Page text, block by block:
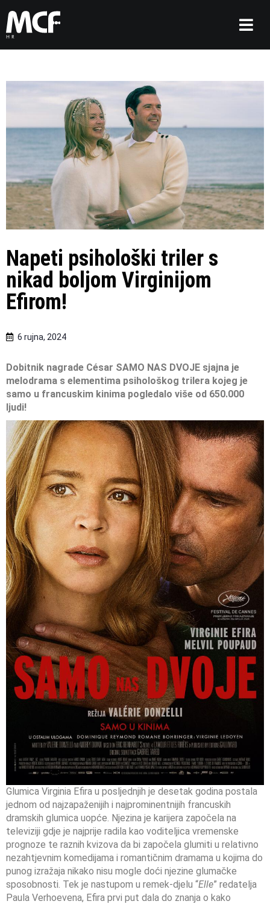
Napeti psihološki triler s
nikad boljom Virginijom
Efirom!
6 rujna, 2024
Dobitnik nagrade César SAMO NAS DVOJE sjajna je
melodrama s elementima psihološkog trilera kojeg je
samo u francuskim kinima pogledalo više od 650.000
ljudi!
Glumica Virginia Efira u posljednjih je desetak godina postala
jednom od najzapaženijih i najprominentnijih francuskih
dramskih glumica uopće. Njezina je karijera započela na
televiziji gdje je najprije radila kao voditeljica vremenske
prognoze te raznih kvizova da bi započela glumiti u relativno
nezahtjevnim komedijama i romantičnim dramama u kojima do
punog izražaja nikako nisu mogle doći njezine glumačke
sposobnosti. Tek je nastupom u remek-djelu “Elle” redatelja
Paula Verhoevena, Efira prvi put dala do znanja o kako